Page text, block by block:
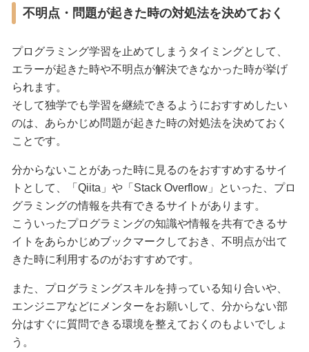
不明点・問題が起きた時の対処法を決めておく
プログラミング学習を止めてしまうタイミングとして、
エラーが起きた時や不明点が解決できなかった時が挙げ
られます。
そして独学でも学習を継続できるようにおすすめしたい
のは、あらかじめ問題が起きた時の対処法を決めておく
ことです。
分からないことがあった時に見るのをおすすめするサイ
トとして、「Qiita」や「Stack Overflow」といった、プロ
グラミングの情報を共有できるサイトがあります。
こういったプログラミングの知識や情報を共有できるサ
イトをあらかじめブックマークしておき、不明点が出て
きた時に利用するのがおすすめです。
また、プログラミングスキルを持っている知り合いや、
エンジニアなどにメンターをお願いして、分からない部
分はすぐに質問できる環境を整えておくのもよいでしょ
う。